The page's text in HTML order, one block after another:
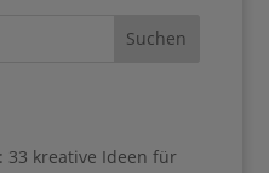
Suchen
kreative Ideen für